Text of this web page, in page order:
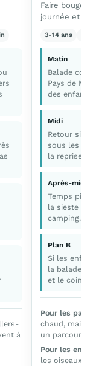
à
Faire bouger
journée et
3-14 ans
Matin
Balade
Pays de
des enfants.
Midi
Retour
sous les
la reprise.
Après-midi
Temps
la sieste
camping.
Plan B
Si les
la balade
et le coin
Pour les
chaud, mais
un parcours
Pour les
les oiseaux